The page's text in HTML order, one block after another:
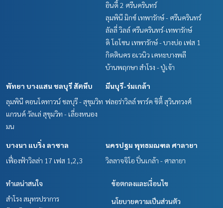
อินดี้ 2 ศรีนครินทร์
ลุมพินี มิกซ์ เทพารักษ์ - ศรีนครินทร์
ลัลลี่ วิลล์ ศรีนครินทร์-เทพารักษ์
ดิ โอโซน เทพารักษ์ - บางบ่อ เฟส 1
กิตตินคร อเวนิว เคหะบางพลี
บ้านพฤกษา สำโรง - ปู่เจ้า
พัทยา บางแสน ชลบุรี สัตหีบ
ลุมพินี คอนโดทาวน์ ชลบุรี - สุขุมวิท
แกรนด์ วัลเล่ สุขุมวิท - เลี่ยงหนอง
มน
มีนบุรี-ร่มเกล้า
ฟลอร่าวิลล์ พาร์ค ซิตี้ สุวินทวงศ์
บางนา แบริ่ง ลาซาล
เฟื่องฟ้าวิลล่า 17 เฟส 1,2,3
นครปฐม พุทธมณฑล ศาลายา
วิลลาจจิโอ ปิ่นเกล้า - ศาลายา
ทำเลน่าสนใจ
สำโรง สมุทรปราการ
ข้อตกลงและเงื่อนไข
นโยบายความเป็นส่วนตัว